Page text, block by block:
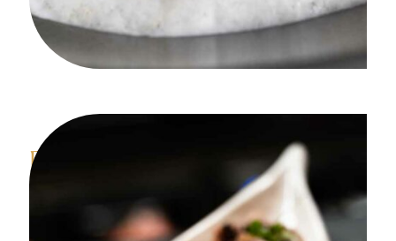
Des produits d’exception
à l'origine de chacune de nos
créations